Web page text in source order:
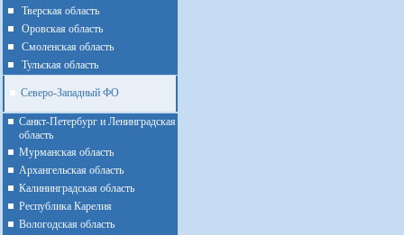
Тверская область
Оровская область
Смоленская область
Тульская область
Северо-Западный ФО
Санкт-Петербург и Ленинградская
область
Мурманская область
Архангельская область
Калининградская область
Республика Карелия
Вологодская область